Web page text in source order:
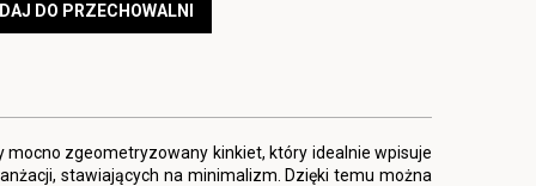
DO PRZECHOWALNI
mocno zgeometryzowany kinkiet, który idealnie wpisuje
stawiających na minimalizm. Dzięki temu można